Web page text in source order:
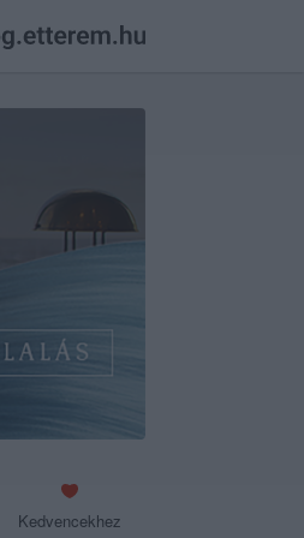
Kedvencekhez